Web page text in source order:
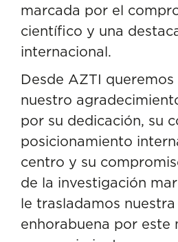
marcada por el
científico y una
internacional.
Desde AZTI queremos
nuestro
por su dedicación, su
posicionamiento
centro y su
de la investigación
le trasladamos
enhorabuena por este